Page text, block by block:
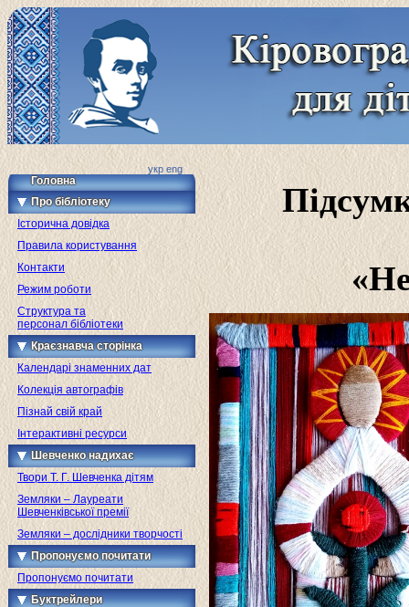
укр eng
Головна
Про бібліотеку
Історична довідка
Правила користування
Контакти
Режим роботи
Структура та
персонал бібліотеки
Краєзнавча сторінка
Календарі знаменних дат
Колекція автографів
Пізнай свій край
Інтерактивні ресурси
Шевченко надихає
Твори Т. Г. Шевченка дітям
Земляки – Лауреати
Шевченківської премії
Земляки – дослідники творчості
Пропонуємо почитати
Пропонуємо почитати
Буктрейлери